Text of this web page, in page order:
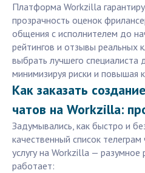
Платформа Workzilla
прозрачность оценок
общения с исполнителем до
рейтингов и отзывы реальных
выбрать лучшего специалиста
минимизируя риски и повышая
Как заказать
чатов на Workzilla:
Задумывались, как быстро и
качественный список
услугу на Workzilla — разумное
работает: